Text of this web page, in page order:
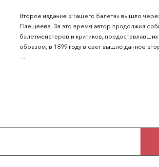
Второе издание «Нашего балета» вышло
Плещеева. За это время автор продолжил
балетмейстеров и критиков,
образом, в 1899 году в свет вышло данное
увеличилось почти вдвое. Книга содержит
Татаринова, О.И. Преображенская, А.И.
эмигрант. Сын известного поэта Алексея